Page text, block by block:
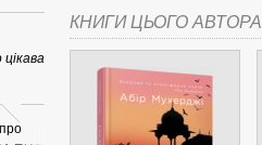
КНИГИ ЦЬОГО АВТОРА